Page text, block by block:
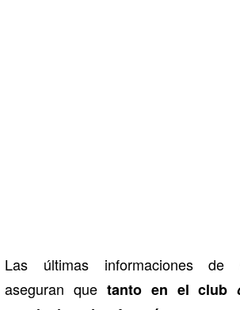
Las últimas informaciones de
aseguran que tanto en el club